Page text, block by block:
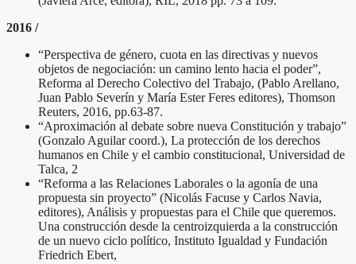
2016 /
“Perspectiva de género, cuota en las directivas y nuevos
objetos de negociación: un camino lento hacia el poder”,
Reforma al Derecho Colectivo del Trabajo, (Pablo Arellano,
Juan Pablo Severín y María Ester Feres editores), Thomson
Reuters, 2016, pp.63-87.
“Aproximación al debate sobre nueva Constitución y trabajo”
(Gonzalo Aguilar coord.), La protección de los derechos
humanos en Chile y el cambio constitucional, Universidad de
Talca, 2
“Reforma a las Relaciones Laborales o la agonía de una
propuesta sin proyecto” (Nicolás Facuse y Carlos Navia,
editores), Análisis y propuestas para el Chile que queremos.
Una construcción desde la centroizquierda a la construcción
de un nuevo ciclo político, Instituto Igualdad y Fundación
Friedrich Ebert,